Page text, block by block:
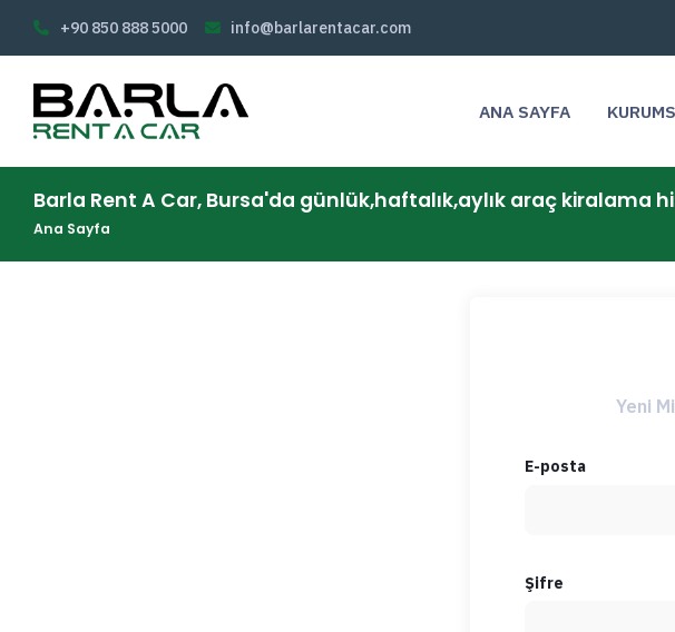
+90 850 888 5000 info@barlarentacar.com
ANA SAYFA
Barla Rent A Car, Bursa'da günlük,haftalık,aylık araç kiralama
Ana Sayfa
Yeni
E-posta
Şifre